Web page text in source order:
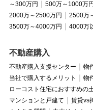
～300万円 500万～1000万円
2000万～2500万円
2500万
3500万～4000万円
4000万
不動産購入
不動産購入支援センター 物
当社で購入するメリット
物
ローコスト住宅におすすめの
マンションと戸建て
賃貸vs